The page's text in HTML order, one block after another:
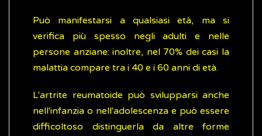
Può manifestarsi a qualsiasi età, ma si
verifica più spesso negli adulti e nelle
persone anziane: inoltre, nel 70% dei casi la
malattia compare tra i 40 e i 60 anni di età.
L'artrite reumatoide può svilupparsi anche
nell'infanzia o nell'adolescenza e può essere
difficoltoso distinguerla da altre forme